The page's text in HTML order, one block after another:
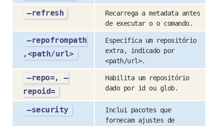
–refresh
Recarrega a metadata antes
de executar o o comando.
–repofrompath
,<path/url>
Especifica um repositório
extra, indicado por
<path/url>.
–repo=, –
repoid=
Habilita um repositório
dado por id ou glob.
–security
Inclui pacotes que
fornecam ajustes de